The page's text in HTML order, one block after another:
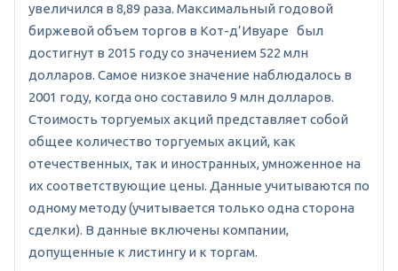
увеличился в 8,89 раза. Максимальный годовой
биржевой объем торгов в Кот-д’Ивуаре был
достигнут в 2015 году со значением 522 млн
долларов. Самое низкое значение наблюдалось в
2001 году, когда оно составило 9 млн долларов.
Стоимость торгуемых акций представляет собой
общее количество торгуемых акций, как
отечественных, так и иностранных, умноженное на
их соответствующие цены. Данные учитываются по
одному методу (учитывается только одна сторона
сделки). В данные включены компании,
допущенные к листингу и к торгам.